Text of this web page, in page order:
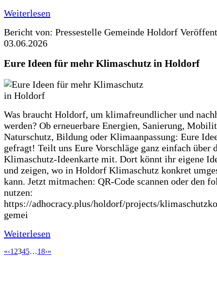
Weiterlesen
Bericht von: Pressestelle Gemeinde Holdorf
03.06.2026
Eure Ideen für mehr Klimaschutz in Holdorf
Was braucht Holdorf, um klimafreundlicher und
werden? Ob erneuerbare Energien, Sanierung,
Naturschutz, Bildung oder Klimaanpassung: Eure
gefragt! Teilt uns Eure Vorschläge ganz einfach über
Klimaschutz-Ideenkarte mit. Dort könnt ihr eigene
und zeigen, wo in Holdorf Klimaschutz konkret
kann. Jetzt mitmachen: QR-Code scannen oder den
nutzen:
https://adhocracy.plus/holdorf/projects/
gemei
Weiterlesen
«‹1 2345…18›»